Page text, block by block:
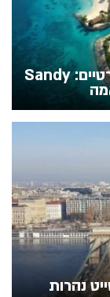
MSC מרחיבה את חוויית האיים הפרטיים: Sandy
נהרות